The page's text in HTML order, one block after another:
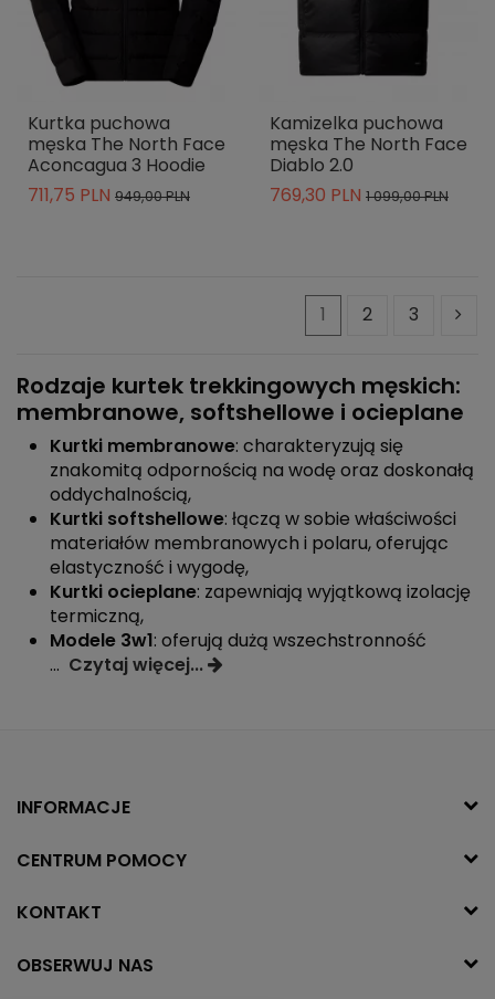
Kurtka puchowa
męska The North Face
Aconcagua 3 Hoodie
711,75 PLN 949,00 PLN
Kamizelka puchowa
męska The North Face
Diablo 2.0
769,30 PLN 1 099,00 PLN
1 2 3
Rodzaje kurtek trekkingowych męskich:
membranowe, softshellowe i ocieplane
Kurtki membranowe: charakteryzują się
znakomitą odpornością na wodę oraz doskonałą
oddychalnością,
Kurtki softshellowe: łączą w sobie właściwości
materiałów membranowych i polaru, oferując
elastyczność i wygodę,
Kurtki ocieplane: zapewniają wyjątkową izolację
termiczną,
Modele 3w1: oferują dużą wszechstronność
... Czytaj więcej...
INFORMACJE
CENTRUM POMOCY
KONTAKT
OBSERWUJ NAS